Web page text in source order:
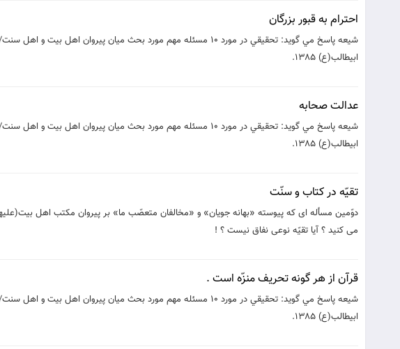
احترام به قبور بزرگان
شيعه پاسخ مي گويد: تحقيقي در مورد 10 مسئله مهم مورد بحث ميان
ابيطالب(ع) 1385.‮ ‮
عدالت صحابه
شيعه پاسخ مي گويد: تحقيقي در مورد 10 مسئله مهم مورد بحث ميان
ابيطالب(ع) 1385.‮ ‮
تقيّه در كتاب و سنّت
دوّمين مسأله اى كه پيوسته «بهانه جويان» و «مخالفان متعصّب ما» بر پيروان مكتب اهل
مى كنيد ؟ آيا تقيّه نوعى نفاق نيست ؟ !
قرآن از هر گونه تحريف منزّه است .
شيعه پاسخ مي گويد: تحقيقي در مورد 10 مسئله مهم مورد بحث ميان
ابيطالب(ع) 1385.‮ ‮